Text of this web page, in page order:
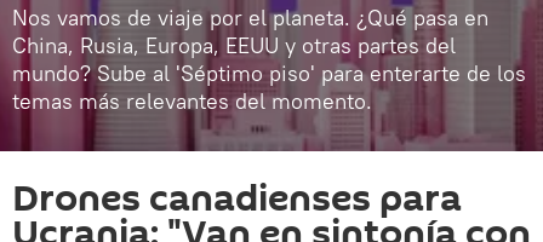
Nos vamos de viaje por el planeta. ¿Qué pasa en
China, Rusia, Europa, EEUU y otras partes del
mundo? Sube al 'Séptimo piso' para enterarte de los
temas más relevantes del momento.
Drones canadienses para